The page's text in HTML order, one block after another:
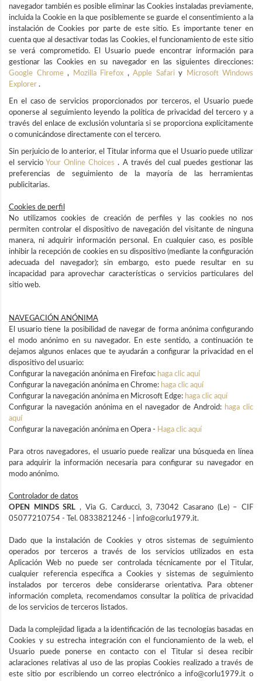
navegador también es posible eliminar las Cookies instaladas previamente,
incluida la Cookie en la que posiblemente se guarde el consentimiento a la
instalación de Cookies por parte de este sitio. Es importante tener en
cuenta que al desactivar todas las Cookies, el funcionamiento de este sitio
se verá comprometido. El Usuario puede encontrar información para
gestionar las Cookies en su navegador en las siguientes direcciones:
Google Chrome, Mozilla Firefox , Apple Safari y
Microsoft Windows
Explorer .
En el caso de servicios proporcionados por terceros, el Usuario puede
oponerse al seguimiento leyendo la política de privacidad del tercero y a
través del enlace de exclusión voluntaria si se proporciona explícitamente
o comunicándose directamente con el tercero.
Sin perjuicio de lo anterior, el Titular informa que el Usuario puede utilizar
el servicio Your Online Choices . A través del cual puedes gestionar las
preferencias de seguimiento de la mayoría de las herramientas
publicitarias.
Cookies de perfil
No utilizamos cookies de creación de perfiles y las cookies no nos
permiten controlar el dispositivo de navegación del visitante de ninguna
manera, ni adquirir información personal. En cualquier caso, es posible
inhibir la recepción de cookies en su dispositivo (mediante la configuración
adecuada del navegador); sin embargo, esto puede resultar en su
incapacidad para aprovechar características o servicios particulares del
sitio web.
NAVEGACIÓN ANÓNIMA
El usuario tiene la posibilidad de navegar de forma anónima configurando
el modo anónimo en su navegador. En este sentido, a continuación te
dejamos algunos enlaces que te ayudarán a configurar la privacidad en el
dispositivo del usuario:
Configurar la navegación anónima en Firefox: haga clic aquí
Configurar la navegación anónima en Chrome: haga clic aquí
Configurar la navegación anónima en Microsoft Edge: haga clic aquí
Configurar la navegación anónima en el navegador de Android: haga clic
aquí
Configurar la navegación anónima en Opera - Haga clic aquí
Para otros navegadores, el usuario puede realizar una búsqueda en línea
para adquirir la información necesaria para configurar su navegador en
modo anónimo.
Controlador de datos
OPEN MINDS SRL , Via G. Carducci, 3, 73042 Casarano (Le) – CIF
05077210754 - Tel. 0833821246 - | info@corlu1979.it.
Dado que la instalación de Cookies y otros sistemas de seguimiento
operados por terceros a través de los servicios utilizados en esta
Aplicación Web no puede ser controlada técnicamente por el Titular,
cualquier referencia específica a Cookies y sistemas de seguimiento
instalados por terceros debe considerarse orientativa. Para obtener
información completa, recomendamos consultar la política de privacidad
de los servicios de terceros listados.
Dada la complejidad ligada a la identificación de las tecnologías basadas en
Cookies y su estrecha integración con el funcionamiento de la web, el
Usuario puede ponerse en contacto con el Titular si desea recibir
aclaraciones relativas al uso de las propias Cookies realizado a través de
este sitio por escribiendo un correo electrónico a info@corlu1979.it o